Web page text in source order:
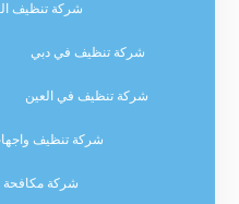
شركة تنظيف
شركة تنظيف في دبي
شركة تنظيف في العين
شركة تنظيف
شركة مكافحة